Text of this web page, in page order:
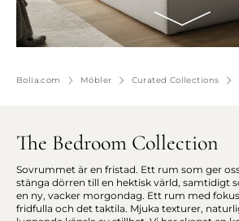
Bolia.com Möbler Curated Collections
The Bedroom Collection
Sovrummet är en fristad. Ett rum som ger
stänga dörren till en hektisk värld, samtidigt
en ny, vacker morgondag. Ett rum med
fridfulla och det taktila. Mjuka texturer,